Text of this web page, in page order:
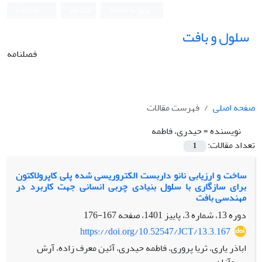
سلول و بافت
فصلنامه
صفحه اصلی
فهرست مقالات
نویسنده =حیدری، فاطمه
تعداد مقالات:
1
ساخت و ارزیابی نانو داربست الکتروریسی شده پلی کاپرولاکتون
برای سازگاری با سلول بنیادی چربی انسانی جهت کاربرد در
مهندسی بافت
دوره 13، شماره 3، پاییز 1401، صفحه
167-176
https://doi.org/10.52547/JCT/13.3.167
اباذر یاری، ثریا پروری، فاطمه حیدری، آئین معرف زاده، آرش